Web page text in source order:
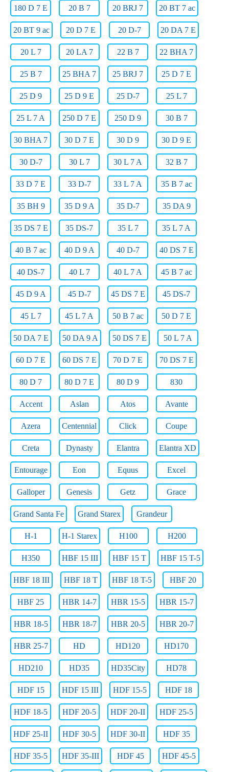
180 D 7 E 20 B 7 20 BRJ 7 20 BT 7 ac
20 BT 9 ac 20 D 7 E 20 D-7 20 DA 7 E
20 L 7 20 LA 7 22 B 7 22 BHA 7
25 B 7 25 BHA 7 25 BRJ 7 25 D 7 E
25 D 9 25 D 9 E 25 D-7 25 L 7
25 L 7 A 250 D 7 E 250 D 9 30 B 7
30 BHA 7 30 D 7 E 30 D 9 30 D 9 E
30 D-7 30 L 7 30 L 7 A 32 B 7
33 D 7 E 33 D-7 33 L 7 A 35 B 7 ac
35 BH 9 35 D 9 A 35 D-7 35 DA 9
35 DS 7 E 35 DS-7 35 L 7 35 L 7 A
40 B 7 ac 40 D 9 A 40 D-7 40 DS 7 E
40 DS-7 40 L 7 40 L 7 A 45 B 7 ac
45 D 9 A 45 D-7 45 DS 7 E 45 DS-7
45 L 7 45 L 7 A 50 B 7 ac 50 D 7 E
50 DA 7 E 50 DA 9 A 50 DS 7 E 50 L 7 A
60 D 7 E 60 DS 7 E 70 D 7 E 70 DS 7 E
80 D 7 80 D 7 E 80 D 9 830
Accent Aslan Atos Avante
Azera Centennial Click Coupe
Creta Dynasty Elantra Elantra XD
Entourage Eon Equus Excel
Galloper Genesis Getz Grace
Grand Santa Fe Grand Starex Grandeur
H-1 H-1 Starex H100 H200
H350 HBF 15 III HBF 15 T HBF 15 T-5
HBF 18 III HBF 18 T HBF 18 T-5 HBF 20
HBF 25 HBR 14-7 HBR 15-5 HBR 15-7
HBR 18-5 HBR 18-7 HBR 20-5 HBR 20-7
HBR 25-7 HD HD120 HD170
HD210 HD35 HD35City HD78
HDF 15 HDF 15 III HDF 15-5 HDF 18
HDF 18-5 HDF 20-5 HDF 20-II HDF 25-5
HDF 25-II HDF 30-5 HDF 30-II HDF 35
HDF 35-5 HDF 35-III HDF 45 HDF 45-5